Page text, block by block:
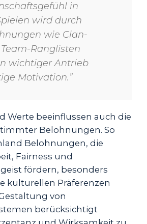
in
wird durch
wie Clan-
Ranglisten
wichtiger Antrieb
Motivation.”
Werte beeinflussen auch die
Belohnungen. So
Belohnungen, die
Fairness und
fördern, besonders
kulturellen Präferenzen
von
berücksichtigt